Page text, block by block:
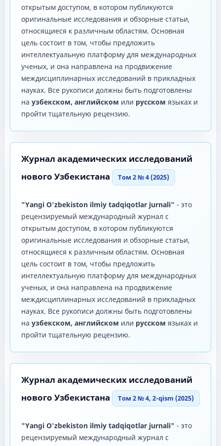
открытым доступом, в котором публикуются
оригинальные исследования и обзорные статьи,
относящиеся к различным областям. Основная
цель состоит в том, чтобы предложить
интеллектуальную платформу для международных
ученых, и она направлена ​​на продвижение
междисциплинарных исследований в прикладных
науках. Все рукописи должны быть подготовлены
на узбекском, английском или русском языках и
пройти тщательную рецензию.
Журнал академических исследований
нового Узбекистана
Том 2 № 4 (2025)
"Yangi O'zbekiston ilmiy tadqiqotlar jurnali" - это
рецензируемый международный журнал с
открытым доступом, в котором публикуются
оригинальные исследования и обзорные статьи,
относящиеся к различным областям. Основная
цель состоит в том, чтобы предложить
интеллектуальную платформу для международных
ученых, и она направлена ​​на продвижение
междисциплинарных исследований в прикладных
науках. Все рукописи должны быть подготовлены
на узбекском, английском или русском языках и
пройти тщательную рецензию.
Журнал академических исследований
нового Узбекистана
Том 2 № 4, 2-qism (2025)
"Yangi O'zbekiston ilmiy tadqiqotlar jurnali" - это
рецензируемый международный журнал с